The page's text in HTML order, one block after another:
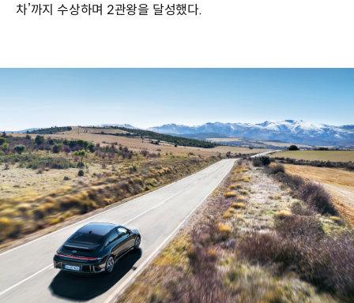
차’까지 수상하며 2관왕을 달성했다.